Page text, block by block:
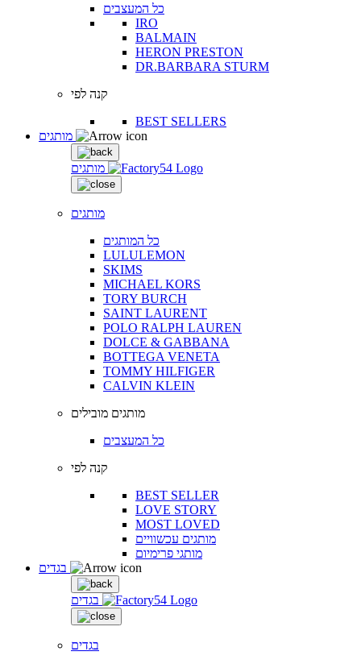
כל המעצבים
IRO
BALMAIN
HERON PRESTON
DR.BARBARA STURM
קנה לפי
BEST SELLERS
מותגים
מותגים
כל המותגים
LULULEMON
SKIMS
MICHAEL KORS
TORY BURCH
SAINT LAURENT
POLO RALPH LAUREN
DOLCE & GABBANA
BOTTEGA VENETA
TOMMY HILFIGER
CALVIN KLEIN
מותגים מובילים
כל המעצבים
קנה לפי
BEST SELLER
LOVE STORY
MOST LOVED
מותגים עכשוויים
מותגי פרימיום
בגדים
בגדים